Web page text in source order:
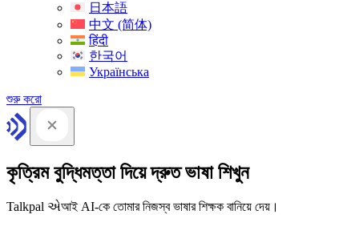
日本語
中文 (简体)
हिंदी
한국어
Українська
শুরু করো
কৃত্রিম বুদ্ধিমত্তা দিয়ে দ্রুত ভাষা শিখুন
Talkpal એআই AI-কে তোমার নিজস্ব ভাষার শিক্ষক বানিয়ে দেয়।